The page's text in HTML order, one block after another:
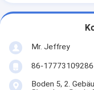
Mr. Jeffrey
86-17773109286
Boden 5, 2.